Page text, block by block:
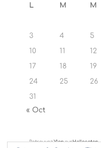
L M M
3
4 5
10
11 12
17
18 19
24
25 26
31
« Oct
RetrouvezYlansurHellocoton